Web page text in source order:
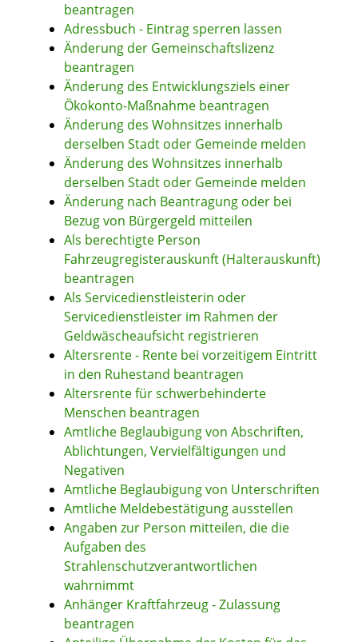
beantragen
Adressbuch - Eintrag sperren lassen
Änderung der Gemeinschaftslizenz
beantragen
Änderung des Entwicklungsziels einer
Ökokonto-Maßnahme beantragen
Änderung des Wohnsitzes innerhalb
derselben Stadt oder Gemeinde melden
Änderung des Wohnsitzes innerhalb
derselben Stadt oder Gemeinde melden
Änderung nach Beantragung oder bei
Bezug von Bürgergeld mitteilen
Als berechtigte Person
Fahrzeugregisterauskunft (Halterauskunft)
beantragen
Als Servicedienstleisterin oder
Servicedienstleister im Rahmen der
Geldwäscheaufsicht registrieren
Altersrente - Rente bei vorzeitigem Eintritt
in den Ruhestand beantragen
Altersrente für schwerbehinderte
Menschen beantragen
Amtliche Beglaubigung von Abschriften,
Ablichtungen, Vervielfältigungen und
Negativen
Amtliche Beglaubigung von Unterschriften
Amtliche Meldebestätigung ausstellen
Angaben zur Person mitteilen, die die
Aufgaben des
Strahlenschutzverantwortlichen
wahrnimmt
Anhänger Kraftfahrzeug - Zulassung
beantragen